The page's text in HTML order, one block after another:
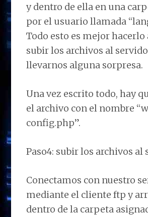
y dentro de ella en una
por el usuario llamada
Todo esto es mejor hacerlo
subir los archivos al
llevarnos alguna sorpresa.
Una vez escrito todo, hay
el archivo con el nombre
config.php”.
Paso4: subir los archivos al
Conectamos con nuestro
mediante el cliente ftp y
dentro de la carpeta